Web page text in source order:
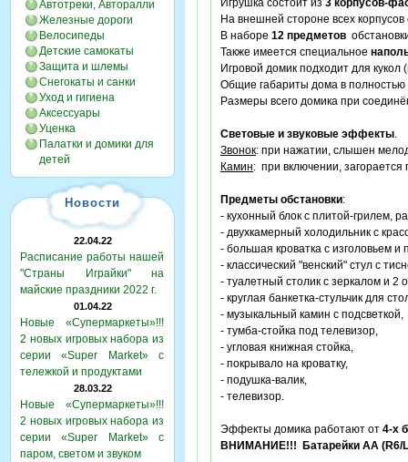
Автотреки, Авторалли
Железные дороги
Велосипеды
Детские самокаты
Защита и шлемы
Снегокаты и санки
Уход и гигиена
Аксессуары
Уценка
Палатки и домики для
детей
Новости
22.04.22
Расписание работы нашей
"Страны Играйки" на
майские праздники 2022 г.
01.04.22
Новые «Супермаркеты»!!!
2 новых игровых набора из
серии «Super Market» с
тележкой и продуктами
28.03.22
Новые «Супермаркеты»!!!
2 новых игровых набора из
серии «Super Market» с
паром, светом и звуком
Игрушка состоит из 3 корпусов-
На внешней стороне всех
В наборе 12 предметов
Также имеется специальное
Игровой домик подходит для
Общие габариты дома в
Размеры всего домика при
Световые и звуковые эффекты.
Звонок: при нажатии, слышен
Камин: при включении, загорается
Предметы обстановки:
- кухонный блок с плитой-грилем,
- двухкамерный холодильник с
- большая кроватка с изголовьем
- классический "венский" стул с
- туалетный столик с зеркалом и
- круглая банкетка-стульчик для
- музыкальный камин с подсветкой,
- тумба-стойка под телевизор,
- угловая книжная стойка,
- покрывало на кроватку,
- подушка-валик,
- телевизор.
Эффекты домика работают от 4-х
ВНИМАНИЕ!!! Батарейки AA (R6/